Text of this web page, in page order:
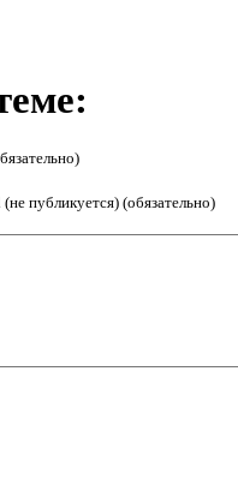
публикуется) (обязательно)